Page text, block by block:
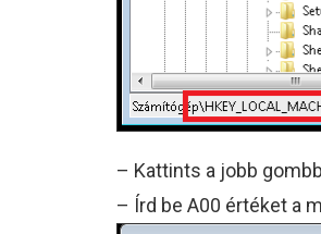
– Kattints a jobb
– Írd be A00 értéket a